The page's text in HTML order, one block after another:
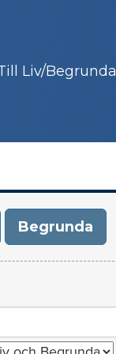
Liv/Begrunda
Begrunda